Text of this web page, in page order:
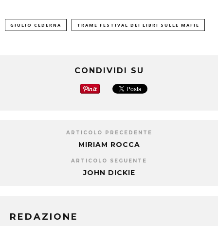
GIULIO CEDERNA TRAME FESTIVAL DEI LIBRI SULLE MAFIE
CONDIVIDI SU
ARTICOLO PRECEDENTE
MIRIAM ROCCA
ARTICOLO SEGUENTE
JOHN DICKIE
REDAZIONE